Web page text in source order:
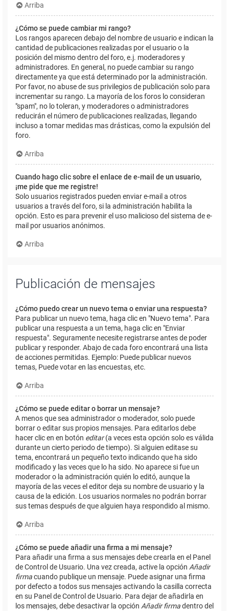
Arriba
¿Cómo se puede cambiar mi rango?
Los rangos aparecen debajo del nombre de usuario e indican la
cantidad de publicaciones realizadas por el usuario o la
posición del mismo dentro del foro, e.j. moderadores y
administradores. En general, no puede cambiar su rango
directamente ya que está determinado por la administración.
Por favor, no abuse de sus privilegios de publicación solo para
incrementar su rango. La mayoría de los foros lo consideran
"spam", no lo toleran, y moderadores o administradores
reducirán el número de publicaciones realizadas, llegando
incluso a tomar medidas mas drásticas, como la expulsión del
foro.
Arriba
Cuando hago clic sobre el enlace de e-mail de un usuario,
¡me pide que me registre!
Solo usuarios registrados pueden enviar e-mail a otros
usuarios a través del foro, si la administración habilita la
opción. Esto es para prevenir el uso malicioso del sistema de e-
mail por usuarios anónimos.
Arriba
Publicación de mensajes
¿Cómo puedo crear un nuevo tema o enviar una respuesta?
Para publicar un nuevo tema, haga clic en "Nuevo tema". Para
publicar una respuesta a un tema, haga clic en "Enviar
respuesta". Seguramente necesite registrarse antes de poder
publicar y responder. Abajo de cada foro encontrará una lista
de acciones permitidas. Ejemplo: Puede publicar nuevos
temas, Puede votar en las encuestas, etc.
Arriba
¿Cómo se puede editar o borrar un mensaje?
A menos que sea administrador o moderador, solo puede
borrar o editar sus propios mensajes. Para editarlos debe
hacer clic en en botón editar(a veces esta opción solo es válida
durante un cierto periodo de tiempo). Si alguien editase su
tema, encontrará un pequeño texto indicando que ha sido
modificado y las veces que lo ha sido. No aparece si fue un
moderador o la administración quién lo editó, aunque la
mayoría de las veces el editor deja su nombre de usuario y la
causa de la edición. Los usuarios normales no podrán borrar
sus temas después de que alguien haya respondido al mismo.
Arriba
¿Cómo se puede añadir una firma a mi mensaje?
Para añadir una firma a sus mensajes debe crearla en el Panel
de Control de Usuario. Una vez creada, active la opción Añadir
firmacuando publique un mensaje. Puede asignar una firma
por defecto a todos sus mensajes activando la casilla correcta
en su Panel de Control de Usuario. Para dejar de añadirla en
los mensajes, debe desactivar la opción Añadir firmadentro del